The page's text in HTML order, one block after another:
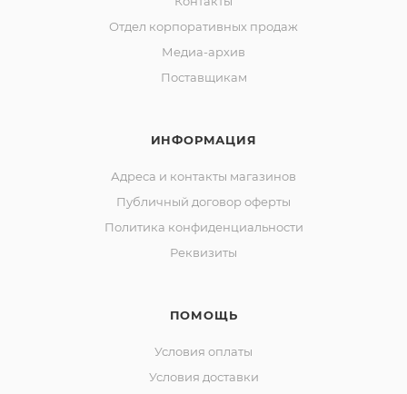
Отдел корпоративных продаж
Медиа-архив
Поставщикам
ИНФОРМАЦИЯ
Адреса и контакты магазинов
Публичный договор оферты
Политика конфиденциальности
Реквизиты
ПОМОЩЬ
Условия оплаты
Условия доставки